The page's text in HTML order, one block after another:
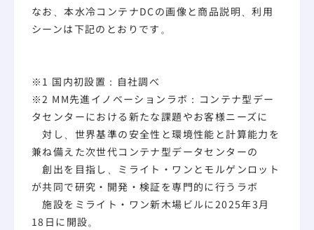
なお、本水冷コンテナDCの画像と商品説明、利用
シーンは下記のとおりです。
※1 国内初設置：自社調べ
※2 MM先進イノベーションラボ：コンテナ型デー
タセンターにおける新たな課題やお客様ニーズに
対し、世界基準の安全性と環境性能と計算能力を
兼ね備えた次世代コンテナ型データセンターの
創出を目指し、ミライト・ワンとモルゲンロット
が共同で研究・開発・検証を専門的に行うラボ
施設をミライト・ワン新木場ビルに2025年3月
18日に開設。